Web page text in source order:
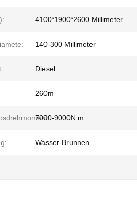
4100*1900*2600 Millimeter
140-300 Millimeter
Diesel
260m
7000-9000N.m
Wasser-Brunnen